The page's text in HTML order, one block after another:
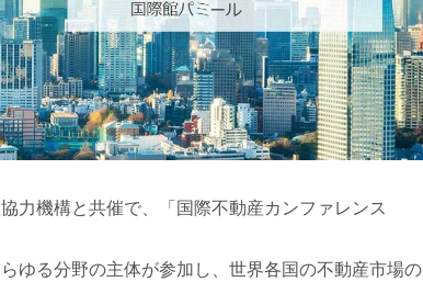
力機構と共催で、「国際不動産カンファレンス
ゆる分野の主体が参加し、世界各国の不動産市場の